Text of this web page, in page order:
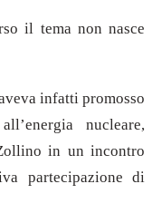
il tema non nasce
infatti promosso
nucleare,
in un incontro
partecipazione di